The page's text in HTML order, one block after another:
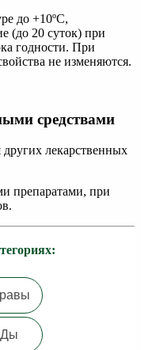
до +10ºС,
(до 20 суток) при
годности. При
не изменяются.
средствами
лекарственных
препаратами, при